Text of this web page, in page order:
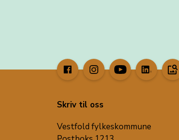
image_search
Skriv til oss
Vestfold fylkeskommune